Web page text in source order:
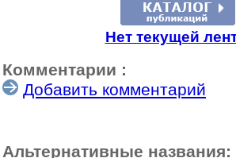
Нет текущей
Комментарии :
Добавить комментарий
Альтернативные названия: